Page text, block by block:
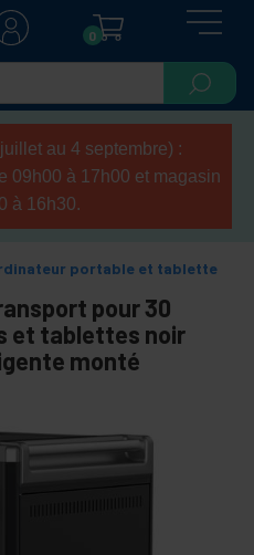
0
au 4 septembre) :
09h00 à 17h00 et magasin
à 16h30.
portable et tablette
pour 30
et tablettes noir
monté